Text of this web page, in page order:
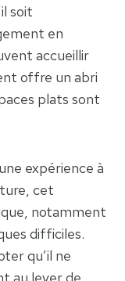
soit
en
accueillir
offre un abri
plats sont
expérience à
cet
notamment
difficiles.
qu’il ne